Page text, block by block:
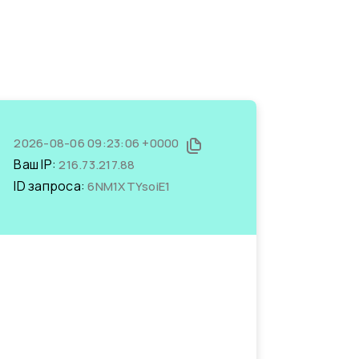
2026-08-06 09:23:06 +0000
Ваш IP:216.73.217.88
ID запроса:6NM1XTYsoiE1